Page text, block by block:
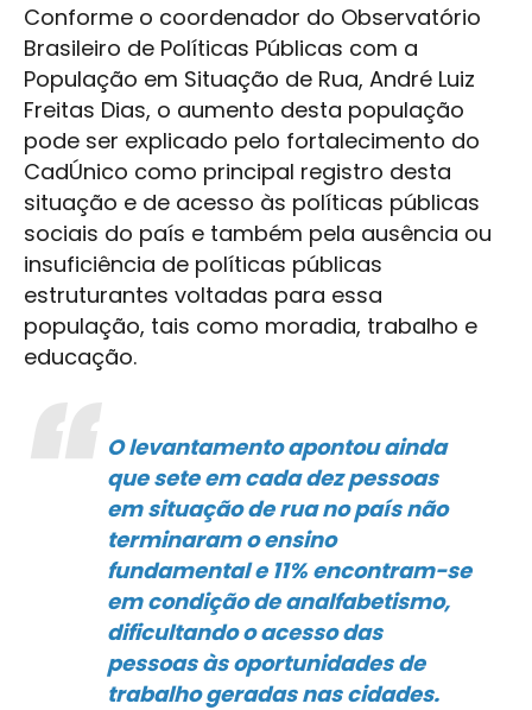
Conforme o coordenador do Observatório
Brasileiro de Políticas Públicas com a
População em Situação de Rua, André Luiz
Freitas Dias, o aumento desta população
pode ser explicado pelo fortalecimento do
CadÚnico como principal registro desta
situação e de acesso às políticas públicas
sociais do país e também pela ausência ou
insuficiência de políticas públicas
estruturantes voltadas para essa
população, tais como moradia, trabalho e
educação.
O levantamento apontou ainda
que sete em cada dez pessoas
em situação de rua no país não
terminaram o ensino
fundamental e 11% encontram-se
em condição de analfabetismo,
dificultando o acesso das
pessoas às oportunidades de
trabalho geradas nas cidades.